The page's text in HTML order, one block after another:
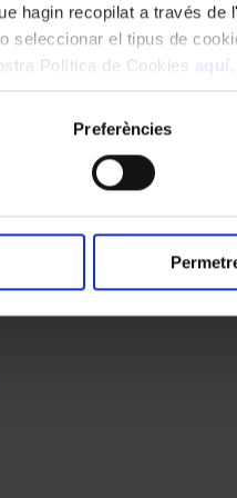
hagin recopilat a través
seleccionar el tipus de
Política de Cookies aquí
Preferències